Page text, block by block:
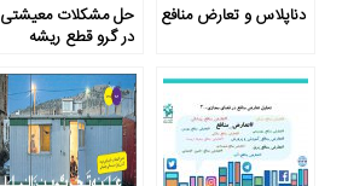
دناپلاس و تعارض منافع
حل مشکلات معیشتی
در گرو قطع ریشه